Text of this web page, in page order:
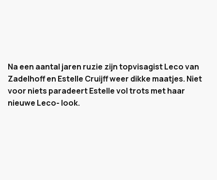
Na een aantal jaren ruzie zijn topvisagist Leco van
Zadelhoff en Estelle Cruijff weer dikke maatjes. Niet
voor niets paradeert Estelle vol trots met haar
nieuwe Leco- look.